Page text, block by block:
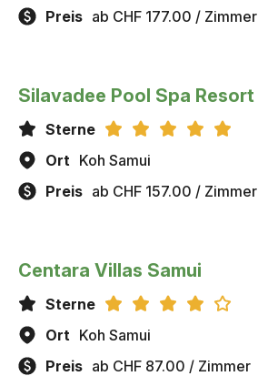
Preis ab CHF 177.00 / Zimmer
Silavadee Pool Spa Resort
Sterne
Ort Koh Samui
Preis ab CHF 157.00 / Zimmer
Centara Villas Samui
Sterne
Ort Koh Samui
Preis ab CHF 87.00 / Zimmer